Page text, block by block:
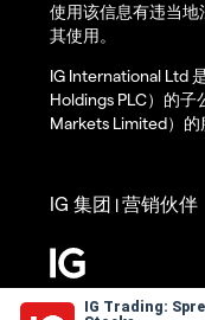
IG Trading:
使用该信息有违当
其使用。
IG International Ltd
Holdings PLC）的
Markets Limited）的
IG 集团 |营销伙伴